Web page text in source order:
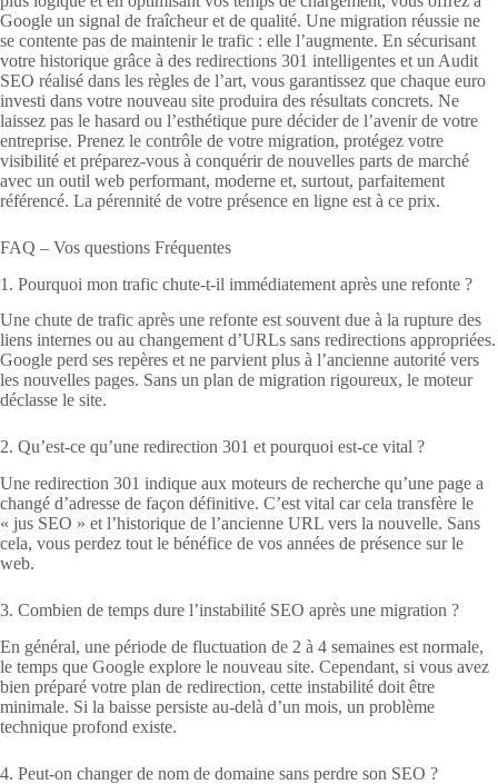
Google un signal de fraîcheur et de qualité. Une migration réussie ne
se contente pas de maintenir le trafic : elle l’augmente. En sécurisant
votre historique grâce à des redirections 301 intelligentes et un Audit
SEO réalisé dans les règles de l’art, vous garantissez que chaque euro
investi dans votre nouveau site produira des résultats concrets. Ne
laissez pas le hasard ou l’esthétique pure décider de l’avenir de votre
entreprise. Prenez le contrôle de votre migration, protégez votre
visibilité et préparez-vous à conquérir de nouvelles parts de marché
avec un outil web performant, moderne et, surtout, parfaitement
référencé. La pérennité de votre présence en ligne est à ce prix.
FAQ – Vos questions Fréquentes
1. Pourquoi mon trafic chute-t-il immédiatement après une refonte ?
Une chute de trafic après une refonte est souvent due à la rupture des
liens internes ou au changement d’URLs sans redirections appropriées.
Google perd ses repères et ne parvient plus à l’ancienne autorité vers
les nouvelles pages. Sans un plan de migration rigoureux, le moteur
déclasse le site.
2. Qu’est-ce qu’une redirection 301 et pourquoi est-ce vital ?
Une redirection 301 indique aux moteurs de recherche qu’une page a
changé d’adresse de façon définitive. C’est vital car cela transfère le
« jus SEO » et l’historique de l’ancienne URL vers la nouvelle. Sans
cela, vous perdez tout le bénéfice de vos années de présence sur le
web.
3. Combien de temps dure l’instabilité SEO après une migration ?
En général, une période de fluctuation de 2 à 4 semaines est normale,
le temps que Google explore le nouveau site. Cependant, si vous avez
bien préparé votre plan de redirection, cette instabilité doit être
minimale. Si la baisse persiste au-delà d’un mois, un problème
technique profond existe.
4. Peut-on changer de nom de domaine sans perdre son SEO ?